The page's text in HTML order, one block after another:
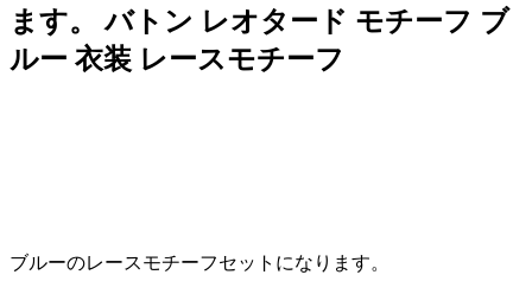
ます。 バトン レオタード モチーフ ブ
ルー 衣装 レースモチーフ
ブルーのレースモチーフセットになります。